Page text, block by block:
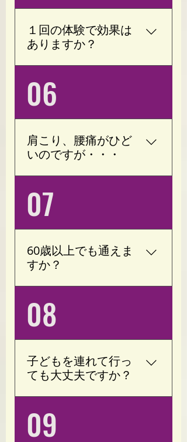
始められる方が多くいら
っしゃいます。 無理なく
続けることを大切にして
おりますので、ライフス
タイルに合わせて月額プ
ランや回数券をご提案い
たします。 「ご希望があ
れば月6回・8回のご案内
も可能です。」
１回の体験で効果は
ありますか？
「身体が軽くなった」
「血行が良くなった」
「動きやすくなった」と
感じる方が多くいらっし
ゃいます。 継続すること
で、より効果を実感しや
すくなります。
06
肩こり、腰痛がひど
いのですが・・・
療法で改善することが見
込まれております。 肩こ
り、腰痛の原因の一つと
して過緊張(ストレスによ
り緊張状態が続く)がござ
います。 当サロンは運
動、ストレッチだけでな
く、血流を良くして神経
(交感神経/副交感神経)の
バランスを整えます。 現
在のお身体の状態を確認
したうえで、無理のない
範囲でトレーニングをご
提案いたします。 ※治療
中や強い痛みがある場合
は、事前にご相談くださ
い。
07
60歳以上でも通えま
すか？
されに来ております。 ご
来店される方の98％はト
レーニング未経験者で
す。 年齢ではなく、お身
体の状態に合わせてトレ
ーニング内容を調整いた
しますので、60代以上の
方も安心してご利用いた
だけます。
08
子どもを連れて行っ
ても大丈夫ですか？
予約制・完全個室ですの
で、周りを気にすること
09